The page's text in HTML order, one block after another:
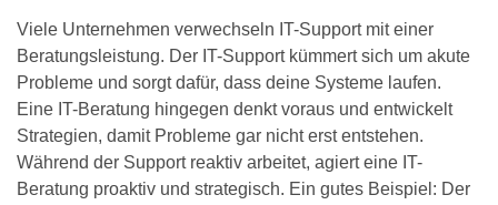
Viele Unternehmen verwechseln IT-Support mit einer
Beratungsleistung. Der IT-Support kümmert sich um akute
Probleme und sorgt dafür, dass deine Systeme laufen.
Eine IT-Beratung hingegen denkt voraus und entwickelt
Strategien, damit Probleme gar nicht erst entstehen.
Während der Support reaktiv arbeitet, agiert eine IT-
Beratung proaktiv und strategisch. Ein gutes Beispiel: Der